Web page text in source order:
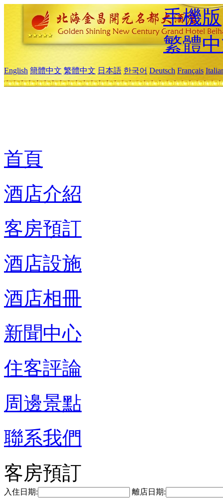
手機版
繁體
English 簡體中文 繁體中文 日本語 한국어 Deutsch Français
首頁
酒店介紹
客房預訂
酒店設施
酒店相冊
新聞中心
住客評論
周邊景點
聯系我們
客房預訂
入住日期: 離店日期: